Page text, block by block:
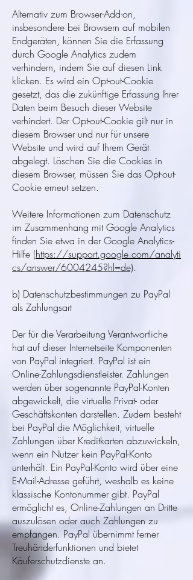
Alternativ zum Browser-Add-on,
insbesondere bei Browsern auf mobilen
Endgeräten, können Sie die Erfassung
durch Google Analytics zudem
verhindern, indem Sie auf diesen Link
klicken. Es wird ein Opt-out-Cookie
gesetzt, das die zukünftige Erfassung Ihrer
Daten beim Besuch dieser Website
verhindert. Der Opt-out-Cookie gilt nur in
diesem Browser und nur für unsere
Website und wird auf Ihrem Gerät
abgelegt. Löschen Sie die Cookies in
diesem Browser, müssen Sie das Opt-out-
Cookie erneut setzen.
Weitere Informationen zum Datenschutz
im Zusammenhang mit Google Analytics
finden Sie etwa in der Google Analytics-
Hilfe (https://support.google.com/analyti
cs/answer/6004245?hl=de).
b) Datenschutzbestimmungen zu PayPal
als Zahlungsart
Der für die Verarbeitung Verantwortliche
hat auf dieser Internetseite Komponenten
von PayPal integriert. PayPal ist ein
Online-Zahlungsdienstleister. Zahlungen
werden über sogenannte PayPal-Konten
abgewickelt, die virtuelle Privat- oder
Geschäftskonten darstellen. Zudem besteht
bei PayPal die Möglichkeit, virtuelle
Zahlungen über Kreditkarten abzuwickeln,
wenn ein Nutzer kein PayPal-Konto
unterhält. Ein PayPal-Konto wird über eine
E-Mail-Adresse geführt, weshalb es keine
klassische Kontonummer gibt. PayPal
ermöglicht es, Online-Zahlungen an Dritte
auszulösen oder auch Zahlungen zu
empfangen. PayPal übernimmt ferner
Treuhänderfunktionen und bietet
Käuferschutzdienste an.